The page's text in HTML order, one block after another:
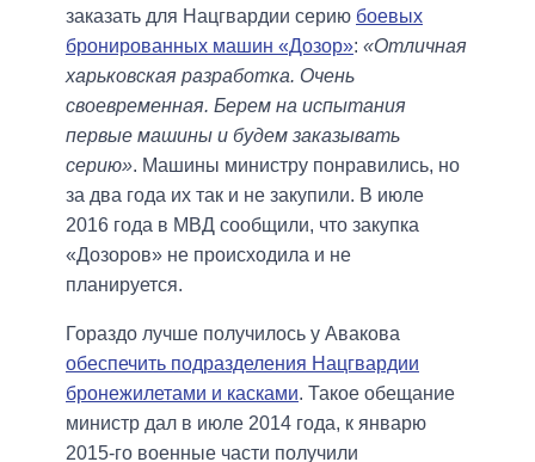
заказать для Нацгвардии серию боевых
бронированных машин «Дозор»: «Отличная
харьковская разработка. Очень
своевременная. Берем на испытания
первые машины и будем заказывать
серию». Машины министру понравились, но
за два года их так и не закупили. В июле
2016 года в МВД сообщили, что закупка
«Дозоров» не происходила и не
планируется.
Гораздо лучше получилось у Авакова
обеспечить подразделения Нацгвардии
бронежилетами и касками. Такое обещание
министр дал в июле 2014 года, к январю
2015-го военные части получили